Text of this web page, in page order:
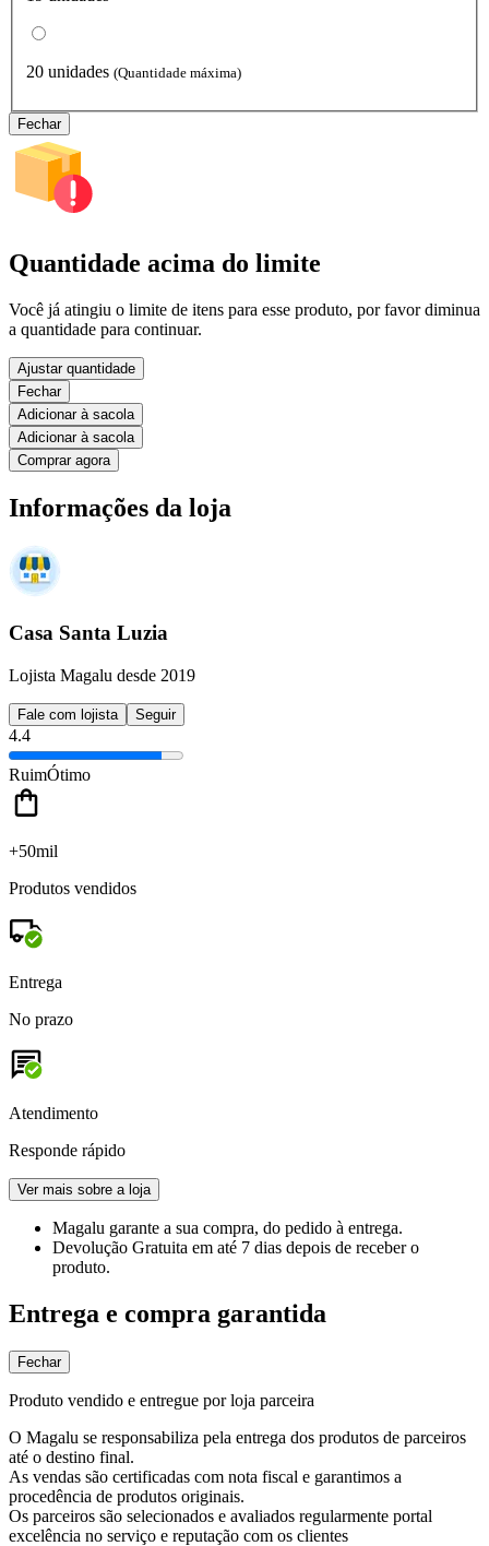
20 unidades (Quantidade máxima)
Fechar
Quantidade acima do limite
Você já atingiu o limite de itens para esse produto, por favor diminua
a quantidade para continuar.
Ajustar quantidade
Fechar
Adicionar à sacola
Adicionar à sacola
Comprar agora
Informações da loja
Casa Santa Luzia
Lojista Magalu desde 2019
Fale com lojista Seguir
4.4
RuimÓtimo
+50mil
Produtos vendidos
Entrega
No prazo
Atendimento
Responde rápido
Ver mais sobre a loja
Magalu garante a sua compra, do pedido à entrega.
Devolução Gratuita em até 7 dias depois de receber o
produto.
Entrega e compra garantida
Fechar
Produto vendido e entregue por loja parceira
O Magalu se responsabiliza pela entrega dos produtos de parceiros
até o destino final.
As vendas são certificadas com nota fiscal e garantimos a
procedência de produtos originais.
Os parceiros são selecionados e avaliados regularmente portal
excelência no serviço e reputação com os clientes